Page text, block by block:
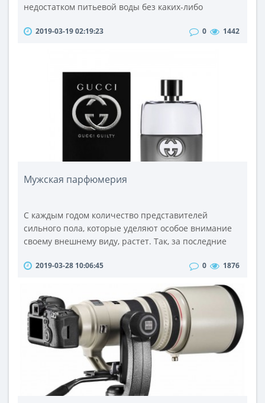
недостатком питьевой воды без каких-либо
проблемам всего человечества. Пройдя
максимально удобный доступ к питьевой воде
можно, выбрав кулер для питьевой воды. Реальную
возможность любой кулер ..
2019-03-19 02:19:23 0 1442
Мужская парфюмерия
С каждым годом количество представителей
сильного пола, которые уделяют особое внимание
своему внешнему виду, растет. Так, за последние
существенные метаморфозы. Если ранее она была
посредственными запахами, то сейчас это огромное
количество всевозможных средств самых разных
ароматов. Сейчас приятно пахнущие ..
2019-03-28 10:06:45 0 1876